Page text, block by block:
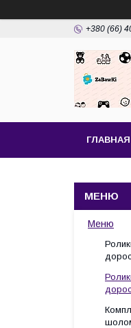
+380 (66)
ГЛАВНАЯ
Меню